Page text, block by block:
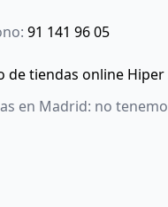
: 91 141 96 05
de tiendas online Hiper
en Madrid: no